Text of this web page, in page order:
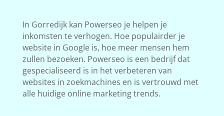
In Gorredijk kan Powerseo je helpen je
inkomsten te verhogen. Hoe populairder je
website in Google is, hoe meer mensen hem
zullen bezoeken. Powerseo is een bedrijf dat
gespecialiseerd is in het verbeteren van
websites in zoekmachines en is vertrouwd met
alle huidige online marketing trends.